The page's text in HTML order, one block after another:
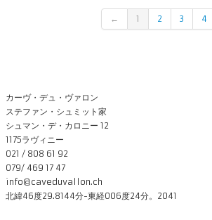
← 1 2 3 4
カーヴ・デュ・ヴァロン
ステファン・シュミット家
シュマン・デ・カロニー 12
1175ラヴィニー
021 / 808 61 92
079/ 469 17 47
info@caveduvallon.ch
北緯46度29.8144分-東経006度24分。2041